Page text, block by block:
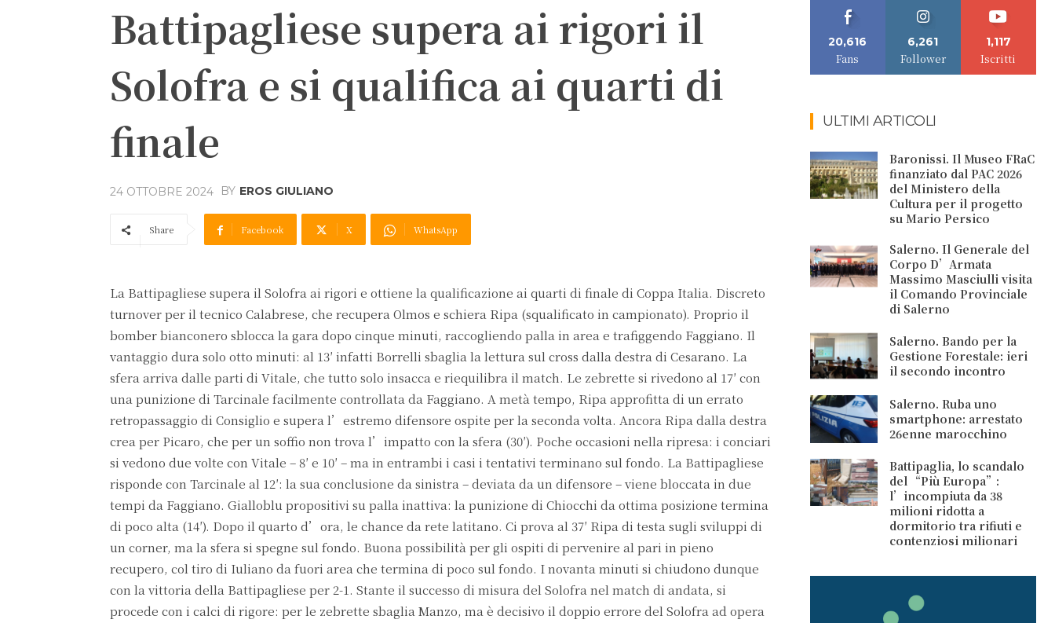
Battipagliese supera ai rigori il
Solofra e si qualifica ai quarti di
finale
24 OTTOBRE 2024 BY EROS GIULIANO
Share Facebook X WhatsApp
La Battipagliese supera il Solofra ai rigori e ottiene la qualificazione ai quarti di finale di Coppa Italia. Discreto
turnover per il tecnico Calabrese, che recupera Olmos e schiera Ripa (squalificato in campionato). Proprio il
bomber bianconero sblocca la gara dopo cinque minuti, raccogliendo palla in area e trafiggendo Faggiano. Il
vantaggio dura solo otto minuti: al 13′ infatti Borrelli sbaglia la lettura sul cross dalla destra di Cesarano. La
sfera arriva dalle parti di Vitale, che tutto solo insacca e riequilibra il match. Le zebrette si rivedono al 17′ con
una punizione di Tarcinale facilmente controllata da Faggiano. A metà tempo, Ripa approfitta di un errato
retropassaggio di Consiglio e supera l’estremo difensore ospite per la seconda volta. Ancora Ripa dalla destra
crea per Picaro, che per un soffio non trova l’impatto con la sfera (30′). Poche occasioni nella ripresa: i conciari
si vedono due volte con Vitale – 8′ e 10′ – ma in entrambi i casi i tentativi terminano sul fondo. La Battipagliese
risponde con Tarcinale al 12′: la sua conclusione da sinistra – deviata da un difensore – viene bloccata in due
tempi da Faggiano. Gialloblu propositivi su palla inattiva: la punizione di Chiocchi da ottima posizione termina
di poco alta (14′). Dopo il quarto d’ora, le chance da rete latitano. Ci prova al 37′ Ripa di testa sugli sviluppi di
un corner, ma la sfera si spegne sul fondo. Buona possibilità per gli ospiti di pervenire al pari in pieno
recupero, col tiro di Iuliano da fuori area che termina di poco sul fondo. I novanta minuti si chiudono dunque
con la vittoria della Battipagliese per 2-1. Stante il successo di misura del Solofra nel match di andata, si
procede con i calci di rigore: per le zebrette sbaglia Manzo, ma è decisivo il doppio errore del Solofra ad opera
20,616
Fans
6,261
Follower
1,117
Iscritti
ULTIMI ARTICOLI
Baronissi. Il Museo FRaC
finanziato dal PAC 2026
del Ministero della
Cultura per il progetto
su Mario Persico
Salerno. Il Generale del
Corpo D’Armata
Massimo Masciulli visita
il Comando Provinciale
di Salerno
Salerno. Bando per la
Gestione Forestale: ieri
il secondo incontro
Salerno. Ruba uno
smartphone: arrestato
26enne marocchino
Battipaglia, lo scandalo
del “Più Europa”:
l’incompiuta da 38
milioni ridotta a
dormitorio tra rifiuti e
contenziosi milionari